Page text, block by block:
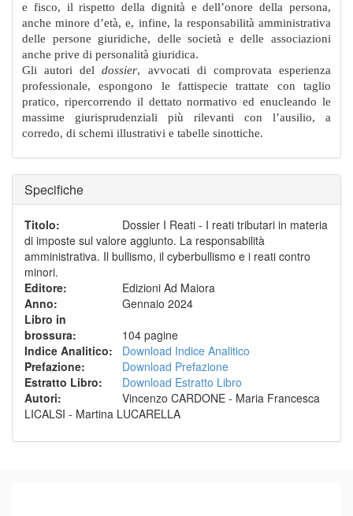
e fisco, il rispetto della dignità e dell’onore della persona,
anche minore d’età, e, infine, la responsabilità amministrativa
delle persone giuridiche, delle società e delle associazioni
anche prive di personalità giuridica.
Gli autori deldossier, avvocati di comprovata esperienza
professionale, espongono le fattispecie trattate con taglio
pratico, ripercorrendo il dettato normativo ed enucleando le
massime giurisprudenziali più rilevanti con l’ausilio, a
corredo, di schemi illustrativi e tabelle sinottiche.
Specifiche
Titolo:
Dossier I Reati - I reati tributari in materia
di imposte sul valore aggiunto. La responsabilità
amministrativa. Il bullismo, il cyberbullismo e i reati contro
minori.
Editore:
Edizioni Ad Maiora
Anno:
Gennaio 2024
Libro in
brossura:
104 pagine
Indice Analitico:
Download Indice Analitico
Prefazione:
Download Prefazione
Estratto Libro:
Download Estratto Libro
Autori:
Vincenzo CARDONE - Maria Francesca
LICALSI - Martina LUCARELLA